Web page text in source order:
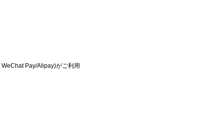
Pay/Alipay)がご利用